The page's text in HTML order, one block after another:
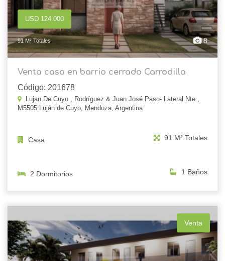
USD 124.000
91 M² Totales 8
Venta casa en barrio cerrado Carrodilla
Código: 201678
Lujan De Cuyo , Rodríguez & Juan José Paso- Lateral Nte.,
M5505 Luján de Cuyo, Mendoza, Argentina
Casa 91 M² Totales
2 Dormitorios 1 Baños
Venta